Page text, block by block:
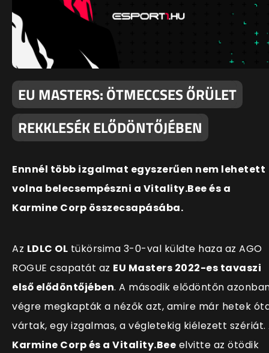
EU MASTERS: ÖTMECCSES ŐRÜLET
REKKLESÉK ELŐDÖNTŐJÉBEN
Ennnél több izgalmat egyszerűen nem lehetett
volna belecsempészni a Vitality.Bee és a
Karmine Corp összecsapásába.
Az LDLC OL tükörsima 3-0-val küldte haza az AGO
ROGUE csapatát az EU Masters 2022-es tavaszi
első elődöntőjében. A második elődöntőn
végre megkapták a nézők azt, amire már hetek
vártak, egy izgalmas, a végletekig kiélezett szériát.
Karmine Corp és a Vitality.Bee elvitte az ötödik